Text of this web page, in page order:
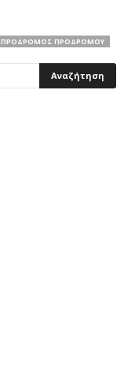
ΠΡΌΔΡΟΜΟΣ ΠΡΟΔΡΌΜΟΥ